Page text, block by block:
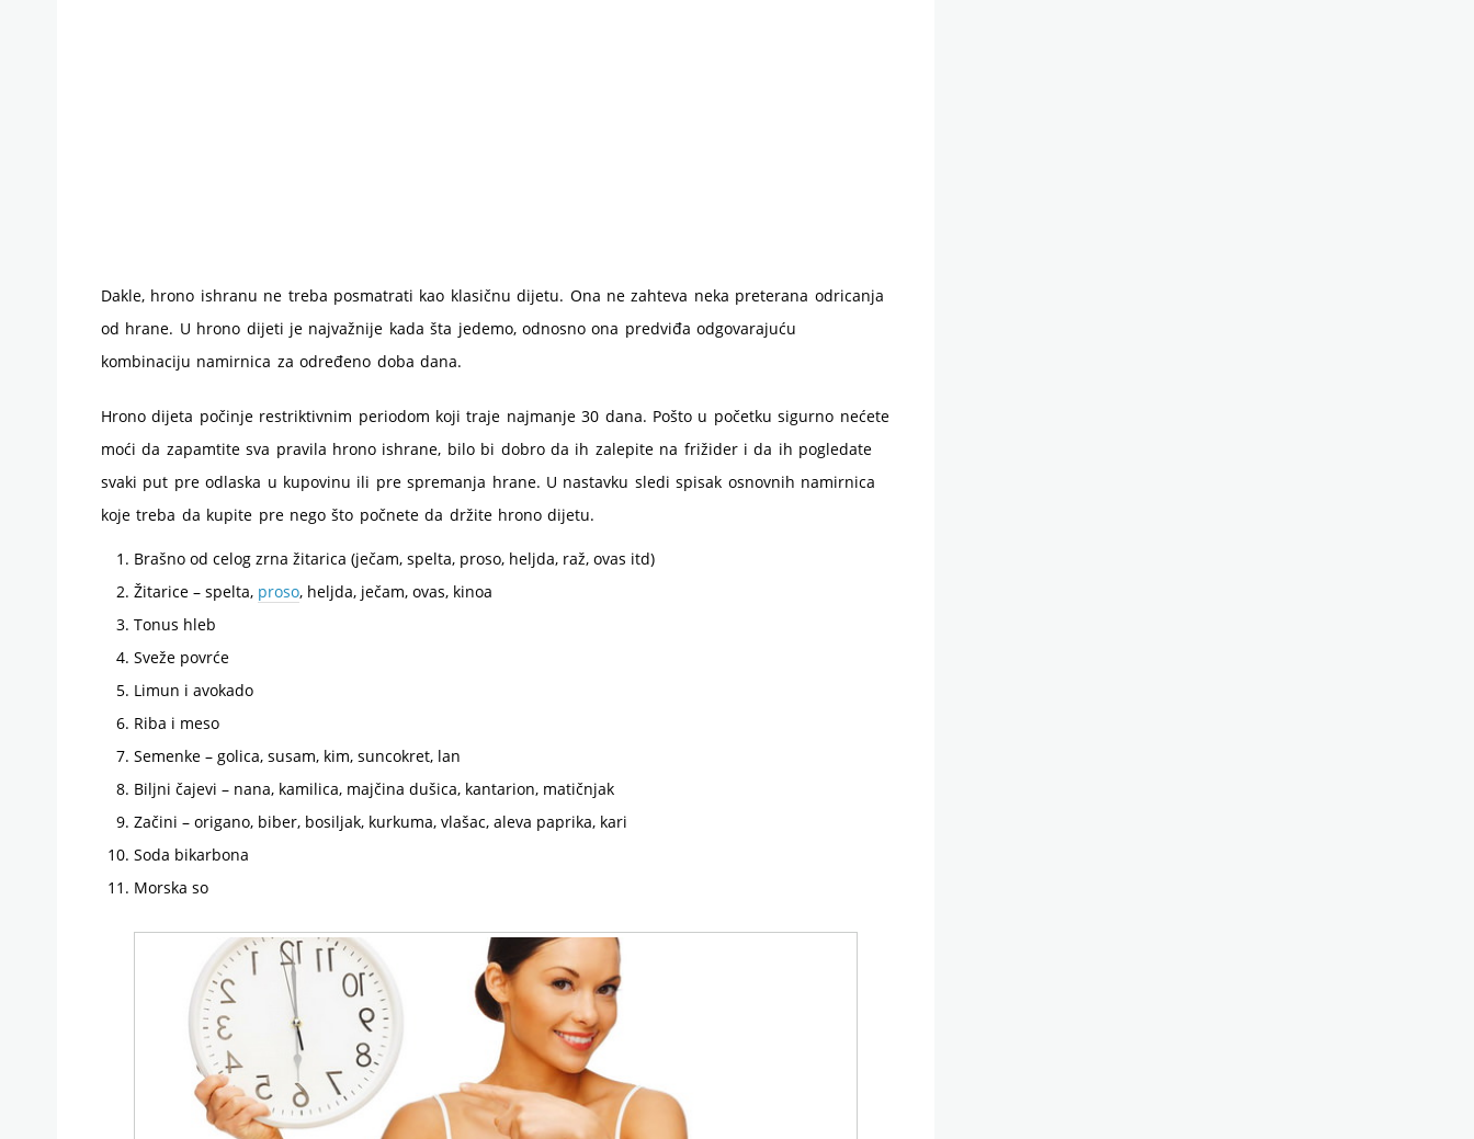
Dakle, hrono ishranu ne treba posmatrati kao klasičnu dijetu. Ona ne zahteva neka preterana odricanja
od hrane. U hrono dijeti je najvažnije kada šta jedemo, odnosno ona predviđa odgovarajuću
kombinaciju namirnica za određeno doba dana.
Hrono dijeta počinje restriktivnim periodom koji traje najmanje 30 dana. Pošto u početku sigurno nećete
moći da zapamtite sva pravila hrono ishrane, bilo bi dobro da ih zalepite na frižider i da ih pogledate
svaki put pre odlaska u kupovinu ili pre spremanja hrane. U nastavku sledi spisak osnovnih namirnica
koje treba da kupite pre nego što počnete da držite hrono dijetu.
Brašno od celog zrna žitarica (ječam, spelta, proso, heljda, raž, ovas itd)
Žitarice – spelta, proso, heljda, ječam, ovas, kinoa
Tonus hleb
Sveže povrće
Limun i avokado
Riba i meso
Semenke – golica, susam, kim, suncokret, lan
Biljni čajevi – nana, kamilica, majčina dušica, kantarion, matičnjak
Začini – origano, biber, bosiljak, kurkuma, vlašac, aleva paprika, kari
Soda bikarbona
Morska so